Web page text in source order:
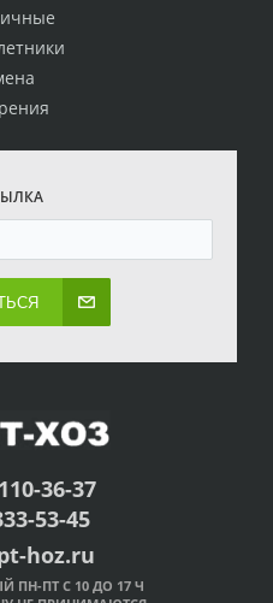
36-37
53-45
hoz.ru
ПН-ПТ С 10 ДО 17 Ч